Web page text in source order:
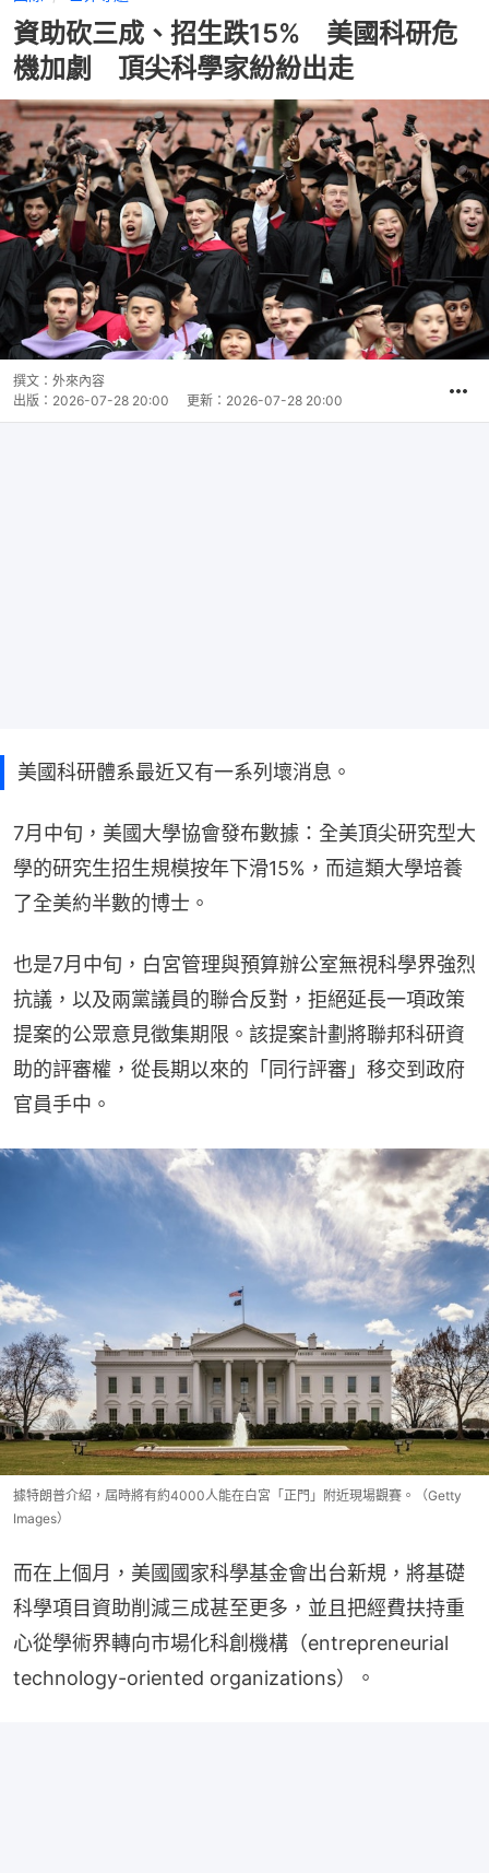
資助砍三成、招生跌15% 美國科研危
機加劇 頂尖科學家紛紛出走
撰文： 外來內容
出版： 2026-07-28 20:00 更新： 2026-07-28 20:00
美國科研體系最近又有一系列壞消息。
7月中旬，美國大學協會發布數據：全美頂尖研究型大
學的研究生招生規模按年下滑15%，而這類大學培養
了全美約半數的博士。
也是7月中旬，白宮管理與預算辦公室無視科學界強烈
抗議，以及兩黨議員的聯合反對，拒絕延長一項政策
提案的公眾意見徵集期限。該提案計劃將聯邦科研資
助的評審權，從長期以來的「同行評審」移交到政府
官員手中。
據特朗普介紹，屆時將有約4000人能在白宮「正門」附近現場觀賽。（Getty
Images）
而在上個月，美國國家科學基金會出台新規，將基礎
科學項目資助削減三成甚至更多，並且把經費扶持重
心從學術界轉向市場化科創機構（entrepreneurial
technology-oriented organizations）。